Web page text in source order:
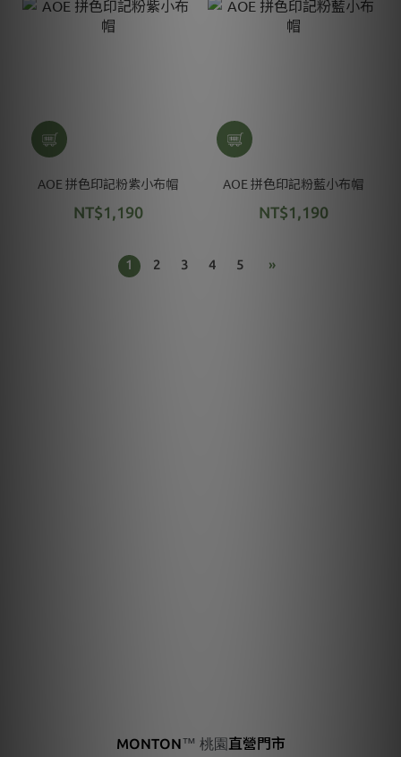
AOE 拼色印記粉紫小布帽
NT$1,190
AOE 拼色印記粉藍小布帽
NT$1,190
1 2 3 4 5 »
MONTON™ 桃園 直營門市